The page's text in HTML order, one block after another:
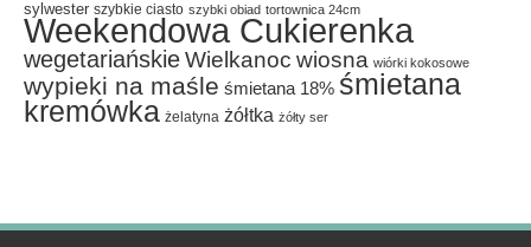
sylwester szybkie ciasto szybki obiad tortownica 24cm
Weekendowa Cukierenka
wegetariańskieWielkanoc wiosna wiórki kokosowe
wypieki na maśle śmietana 18% śmietana
kremówka żelatyna żółtka żółty ser